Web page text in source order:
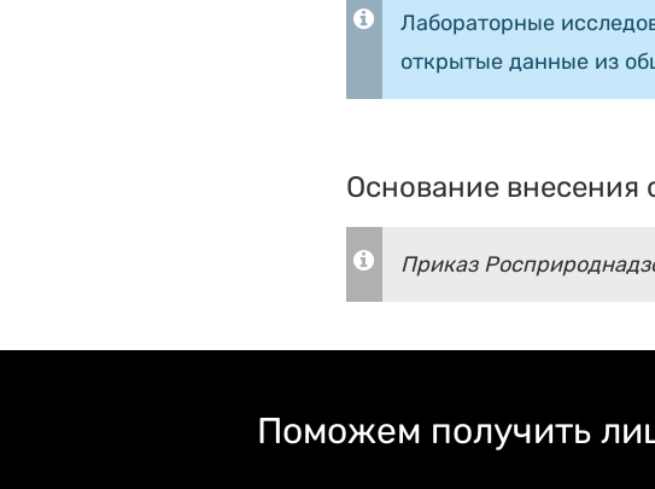
Лабораторные
открытые данные из
Основание внесения
Приказ
Поможем получить